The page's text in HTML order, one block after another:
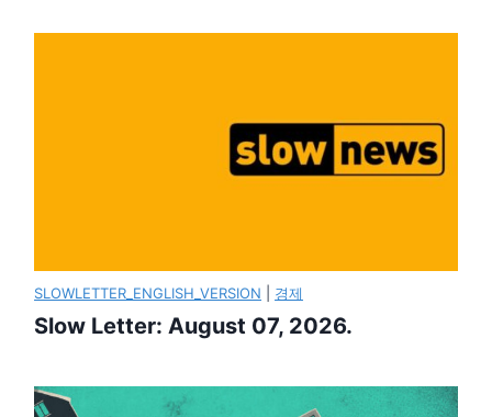
SLOWLETTER_ENGLISH_VERSION 경제
Slow Letter: August 07, 2026.